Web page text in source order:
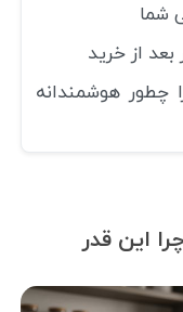
شما
بعد از خرید
هوشمندانه
این قدر